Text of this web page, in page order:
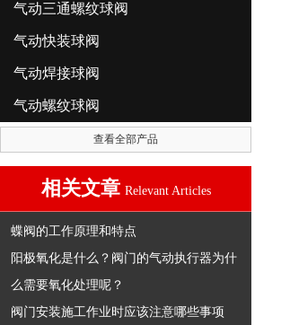
气动三通螺纹球阀
气动快装球阀
气动焊接球阀
气动螺纹球阀
查看全部产品
相关文章 Relevant Articles
蝶阀的工作原理和特点
阳极氧化是什么？阀门的气动执行器为什
么需要氧化处理呢？
阀门安装施工作业时应该注意哪些事项